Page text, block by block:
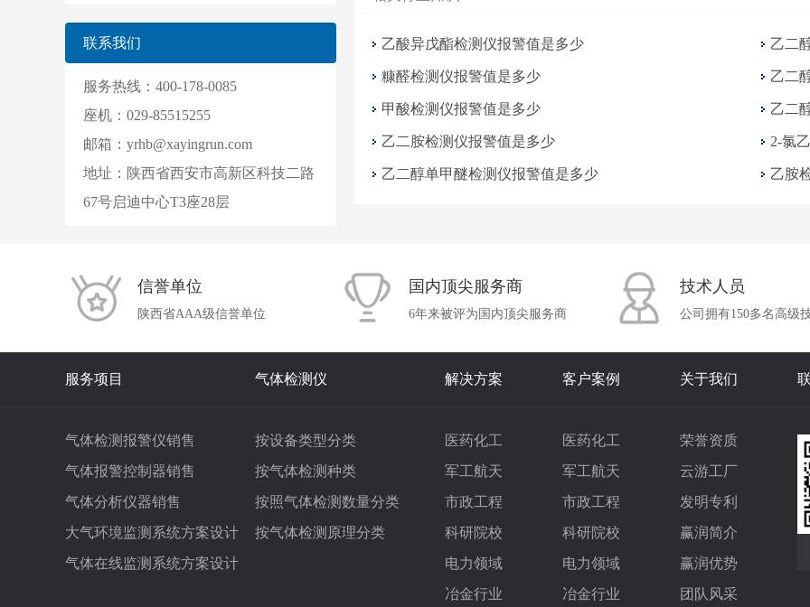
联系我们
服务热线：400-178-0085
座机：029-85515255
邮箱：yrhb@xayingrun.com
地址：陕西省西安市高新区科技二路
67号启迪中心T3座28层
乙酸异戊酯检测仪报警值是多少
糠醛检测仪报警值是多少
甲酸检测仪报警值是多少
乙二胺检测仪报警值是多少
乙二醇单甲醚检测仪报警值是多少
乙二
乙二
乙二
2-氯
乙胺
信誉单位
陕西省AAA级信誉单位
国内顶尖服务商
6年来被评为国内顶尖服务商
技术人员
公司拥有150多名高级
服务项目 气体检测仪 解决方案 客户案例 关于我们
气体检测报警仪销售
气体报警控制器销售
气体分析仪器销售
大气环境监测系统方案设计
气体在线监测系统方案设计
按设备类型分类
按气体检测种类
按照气体检测数量分类
按气体检测原理分类
医药化工
军工航天
市政工程
科研院校
电力领域
冶金行业
医药化工
军工航天
市政工程
科研院校
电力领域
冶金行业
荣誉资质
云游工厂
发明专利
赢润简介
赢润优势
团队风采